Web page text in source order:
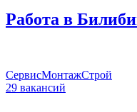
Работа в
СервисМонтажСтрой
29 вакансий